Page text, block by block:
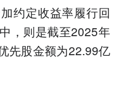
约定收益率履行回
，则是截至2025年
先股金额为22.99亿